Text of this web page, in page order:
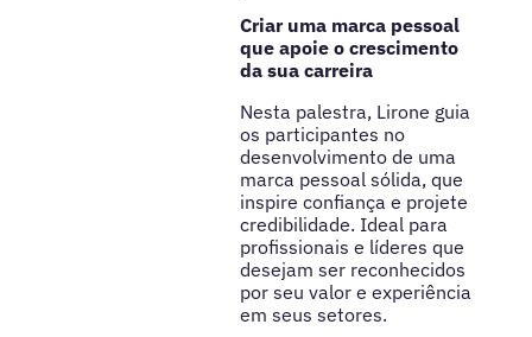
Criar uma marca pessoal
que apoie o crescimento
da sua carreira
Nesta palestra, Lirone guia
os participantes no
desenvolvimento de uma
marca pessoal sólida, que
inspire confiança e projete
credibilidade. Ideal para
profissionais e líderes que
desejam ser reconhecidos
por seu valor e experiência
em seus setores.